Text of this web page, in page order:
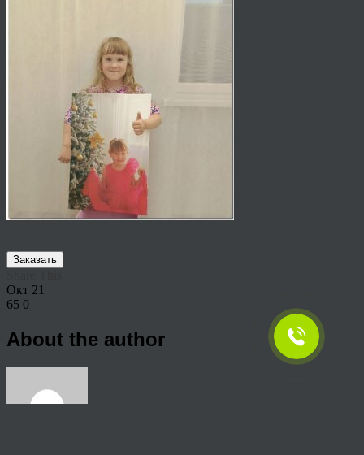
Заказать
Окт 21
65 0
About the author